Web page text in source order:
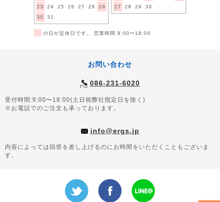
23
24 25 26 27 28
29
30
31
27
28 29 30
の日が定休日です。 営業時間 9:00〜18:00
お問い合わせ
086-231-6020
受付時間:9:00〜18:00(土日祝弊社指定日を除く)
※お電話でのご注文も承っております。
info@ergs.jp
内容によっては回答を差し上げるのにお時間をいただくこともございま
す。